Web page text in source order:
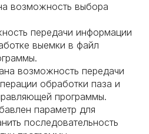
возможность выбора
передачи информации
выемки в файл
возможность передачи
обработки паза и
программы.
параметр для
последовательность